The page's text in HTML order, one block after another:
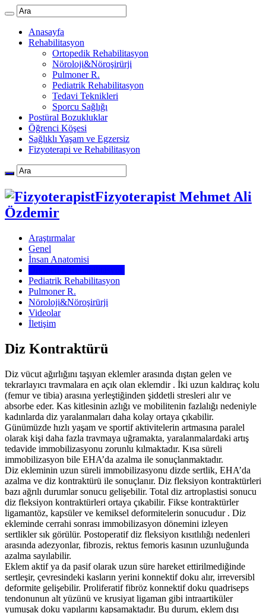
Anasayfa
Rehabilitasyon
Ortopedik Rehabilitasyon
Nöroloji&Nöroşirürji
Pulmoner R.
Pediatrik Rehabilitasyon
Tedavi Teknikleri
Sporcu Sağlığı
Postüral Bozukluklar
Öğrenci Köşesi
Sağlıklı Yaşam ve Egzersiz
Fizyoterapi ve Rehabilitasyon
Fizyoterapist Mehmet Ali
Özdemir
Araştırmalar
Genel
İnsan Anatomisi
Pediatrik Rehabilitasyon
Pulmoner R.
Nöroloji&Nöroşirürji
Videolar
İletişim
Diz Kontraktürü
Diz vücut ağırlığını taşıyan eklemler arasında dıştan gelen ve
tekrarlayıcı travmalara en açık olan eklemdir . İki uzun kaldıraç kolu
(femur ve tibia) arasına yerleştiğinden şiddetli stresleri alır ve
absorbe eder. Kas kitlesinin azlığı ve mobilitenin fazlalığı nedeniyle
kadınlarda diz yaralanmaları daha kolay ortaya çıkabilir.
Günümüzde hızlı yaşam ve sportif aktivitelerin artmasına paralel
olarak kişi daha fazla travmaya uğramakta, yaralanmalardaki artış
tedavide immobilizasyonu zorunlu kılmaktadır. Kısa süreli
immobilizasyon bile EHA’da azalma ile sonuçlanmaktadır.
Diz ekleminin uzun süreli immobilizasyonu dizde sertlik, EHA’da
azalma ve diz kontraktürü ile sonuçlanır. Diz fleksiyon kontraktürleri
bazı ağrılı durumlar sonucu gelişebilir. Total diz artroplastisi sonucu
diz fleksiyon kontraktürleri ortaya çıkabilir. Fikse kontraktürler
ligamantöz, kapsüler ve kemiksel deformitelerin sonucudur . Diz
ekleminde cerrahi sonrası immobilizasyon dönemini izleyen
sertlikler sık görülür. Postoperatif diz fleksiyon kısıtlılığı nedenleri
arasında adezyonlar, fibrozis, rektus femoris kasının uzunluğunda
azalma sayılabilir.
Eklem aktif ya da pasif olarak uzun süre hareket ettirilmediğinde
sertleşir, çevresindeki kasların yerini konnektif doku alır, irreversibl
deformite gelişebilir. Proliferatif fibröz konnektif doku quadriseps
tendonunun alt yüzünü ve krusiyat ligaman gibi intraartiküler
yumuşak doku yapılarını kapsamaktadır. Bu durum, eklem dışı